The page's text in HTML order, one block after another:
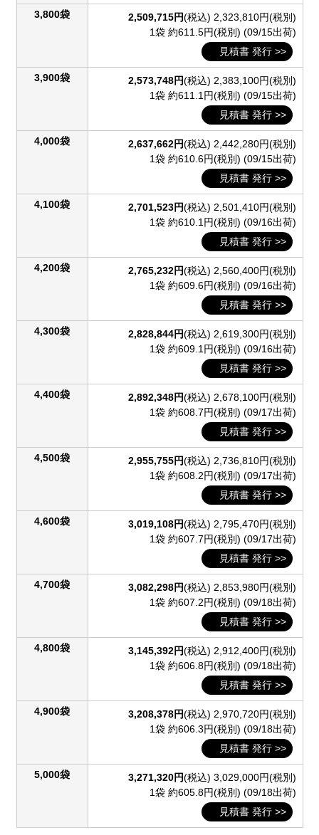
3,800袋 2,509,715円(税込) 2,323,810円(税別)
1袋 約611.5円(税別) (09/15出荷)
見積書 発行 >>
3,900袋 2,573,748円(税込) 2,383,100円(税別)
1袋 約611.1円(税別) (09/15出荷)
見積書 発行 >>
4,000袋 2,637,662円(税込) 2,442,280円(税別)
1袋 約610.6円(税別) (09/15出荷)
見積書 発行 >>
4,100袋 2,701,523円(税込) 2,501,410円(税別)
1袋 約610.1円(税別) (09/16出荷)
見積書 発行 >>
4,200袋 2,765,232円(税込) 2,560,400円(税別)
1袋 約609.6円(税別) (09/16出荷)
見積書 発行 >>
4,300袋 2,828,844円(税込) 2,619,300円(税別)
1袋 約609.1円(税別) (09/16出荷)
見積書 発行 >>
4,400袋 2,892,348円(税込) 2,678,100円(税別)
1袋 約608.7円(税別) (09/17出荷)
見積書 発行 >>
4,500袋 2,955,755円(税込) 2,736,810円(税別)
1袋 約608.2円(税別) (09/17出荷)
見積書 発行 >>
4,600袋 3,019,108円(税込) 2,795,470円(税別)
1袋 約607.7円(税別) (09/17出荷)
見積書 発行 >>
4,700袋 3,082,298円(税込) 2,853,980円(税別)
1袋 約607.2円(税別) (09/18出荷)
見積書 発行 >>
4,800袋 3,145,392円(税込) 2,912,400円(税別)
1袋 約606.8円(税別) (09/18出荷)
見積書 発行 >>
4,900袋 3,208,378円(税込) 2,970,720円(税別)
1袋 約606.3円(税別) (09/18出荷)
見積書 発行 >>
5,000袋 3,271,320円(税込) 3,029,000円(税別)
1袋 約605.8円(税別) (09/18出荷)
見積書 発行 >>